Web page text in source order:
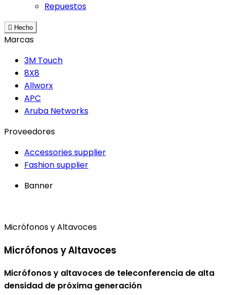
Repuestos
 Hecho
Marcas
3M Touch
8X8
Allworx
APC
Aruba Networks
Proveedores
Accessories supplier
Fashion supplier
Banner
Micrófonos y Altavoces
Micrófonos y Altavoces
Micrófonos y altavoces de teleconferencia de alta
densidad de próxima generación